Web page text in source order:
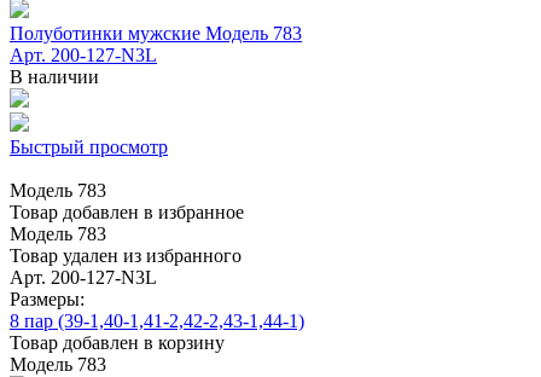
Полуботинки мужские Модель 783
Арт. 200-127-N3L
В наличии
Быстрый просмотр
Модель 783
Товар добавлен в избранное
Модель 783
Товар удален из избранного
Арт. 200-127-N3L
Размеры:
8 пар (39-1,40-1,41-2,42-2,43-1,44-1)
Товар добавлен в корзину
Модель 783